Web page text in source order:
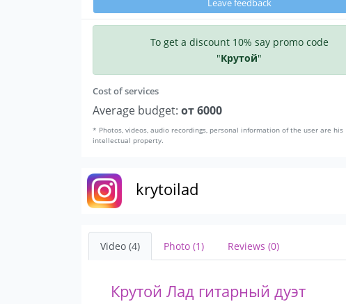
Leave feedback
To get a discount 10% say promo code
"Крутой"
Cost of services
Average budget: от 6000
* Photos, videos, audio recordings, personal information of the user are his
intellectual property.
krytoilad
Video (4) Photo (1) Reviews (0)
Крутой Лад гитарный дуэт